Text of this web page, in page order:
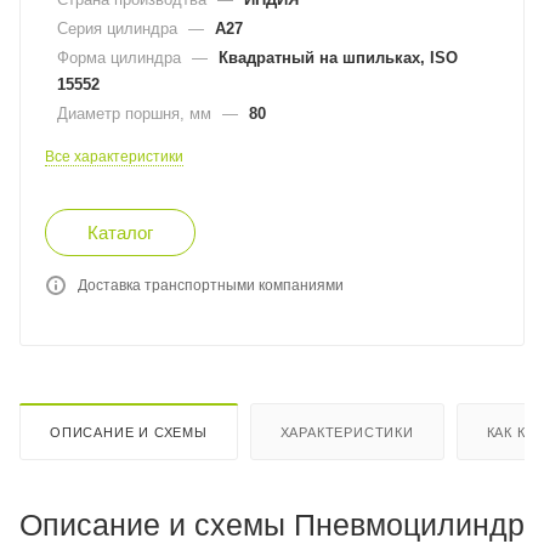
Серия цилиндра — A27
Форма цилиндра — Квадратный на шпильках, ISO
15552
Диаметр поршня, мм
— 80
Все характеристики
Каталог
Доставка транспортными компаниями
ОПИСАНИЕ И СХЕМЫ ХАРАКТЕРИСТИКИ КАК
Описание и схемы Пневмоцилиндр